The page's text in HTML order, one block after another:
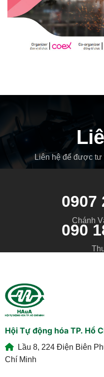
Liên hệ để được tư
0907
Chánh
090
Hội Tự động hóa TP. Hồ
Lầu 8, 224 Điện Biên
Chí Minh